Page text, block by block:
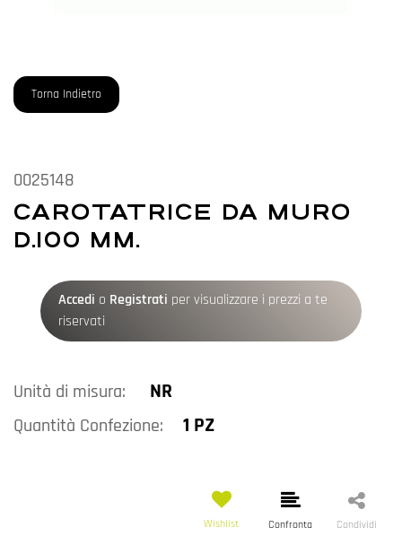
Torna Indietro
0025148
CAROTATRICE DA MURO
D.100 MM.
Accedi o Registrati per visualizzare i prezzi a te
riservati
Unità di misura: NR
Quantità Confezione: 1 PZ
Wishlist Confronta Condividi